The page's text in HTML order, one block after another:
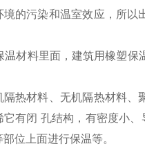
的污染和温室效应，所
温材料里面，建筑用橡塑
热材料、无机隔热材料
有闭 孔结构，有密度小
位上面进行保温等。